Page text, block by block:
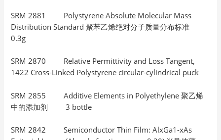
SRM 2881 Polystyrene Absolute Molecular Mass
Distribution Standard 聚苯乙烯绝对分子质量分布标准
0.3g
SRM 2870 Relative Permittivity and Loss Tangent,
1422 Cross-Linked Polystyrene circular-cylindrical puck
SRM 2855 Additive Elements in Polyethylene 聚乙烯
中的添加剂 3 bottle
SRM 2842 Semiconductor Thin Film: AlxGa1-xAs